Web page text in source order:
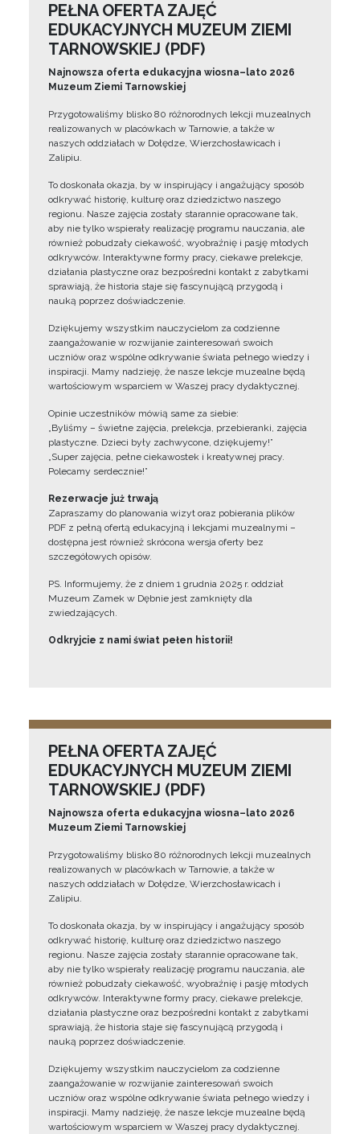
PEŁNA OFERTA ZAJĘĆ
EDUKACYJNYCH MUZEUM ZIEMI
TARNOWSKIEJ (PDF)
Najnowsza oferta edukacyjna wiosna–lato 2026
Muzeum Ziemi Tarnowskiej
Przygotowaliśmy blisko 80 różnorodnych lekcji muzealnych
realizowanych w placówkach w Tarnowie, a także w
naszych oddziałach w Dołędze, Wierzchosławicach i
Zalipiu.
To doskonała okazja, by w inspirujący i angażujący sposób
odkrywać historię, kulturę oraz dziedzictwo naszego
regionu. Nasze zajęcia zostały starannie opracowane tak,
aby nie tylko wspierały realizację programu nauczania, ale
również pobudzały ciekawość, wyobraźnię i pasję młodych
odkrywców. Interaktywne formy pracy, ciekawe prelekcje,
działania plastyczne oraz bezpośredni kontakt z zabytkami
sprawiają, że historia staje się fascynującą przygodą i
nauką poprzez doświadczenie.
Dziękujemy wszystkim nauczycielom za codzienne
zaangażowanie w rozwijanie zainteresowań swoich
uczniów oraz wspólne odkrywanie świata pełnego wiedzy i
inspiracji. Mamy nadzieję, że nasze lekcje muzealne będą
wartościowym wsparciem w Waszej pracy dydaktycznej.
Opinie uczestników mówią same za siebie:
„Byliśmy – świetne zajęcia, prelekcja, przebieranki, zajęcia
plastyczne. Dzieci były zachwycone, dziękujemy!”
„Super zajęcia, pełne ciekawostek i kreatywnej pracy.
Polecamy serdecznie!”
Rezerwacje już trwają
Zapraszamy do planowania wizyt oraz pobierania plików
PDF z pełną ofertą edukacyjną i lekcjami muzealnymi –
dostępna jest również skrócona wersja oferty bez
szczegółowych opisów.
PS. Informujemy, że z dniem 1 grudnia 2025 r. oddział
Muzeum Zamek w Dębnie jest zamknięty dla
zwiedzających.
Odkryjcie z nami świat pełen historii!
PEŁNA OFERTA ZAJĘĆ
EDUKACYJNYCH MUZEUM ZIEMI
TARNOWSKIEJ (PDF)
Najnowsza oferta edukacyjna wiosna–lato 2026
Muzeum Ziemi Tarnowskiej
Przygotowaliśmy blisko 80 różnorodnych lekcji muzealnych
realizowanych w placówkach w Tarnowie, a także w
naszych oddziałach w Dołędze, Wierzchosławicach i
Zalipiu.
To doskonała okazja, by w inspirujący i angażujący sposób
odkrywać historię, kulturę oraz dziedzictwo naszego
regionu. Nasze zajęcia zostały starannie opracowane tak,
aby nie tylko wspierały realizację programu nauczania, ale
również pobudzały ciekawość, wyobraźnię i pasję młodych
odkrywców. Interaktywne formy pracy, ciekawe prelekcje,
działania plastyczne oraz bezpośredni kontakt z zabytkami
sprawiają, że historia staje się fascynującą przygodą i
nauką poprzez doświadczenie.
Dziękujemy wszystkim nauczycielom za codzienne
zaangażowanie w rozwijanie zainteresowań swoich
uczniów oraz wspólne odkrywanie świata pełnego wiedzy i
inspiracji. Mamy nadzieję, że nasze lekcje muzealne będą
wartościowym wsparciem w Waszej pracy dydaktycznej.